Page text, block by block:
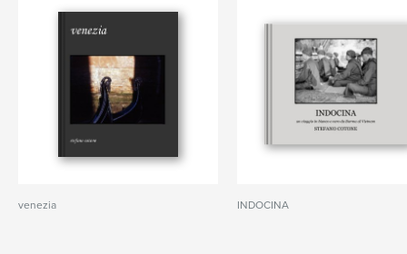
venezia INDOCINA